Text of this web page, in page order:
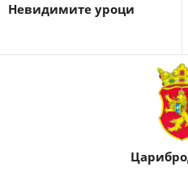
Невидимите уроци